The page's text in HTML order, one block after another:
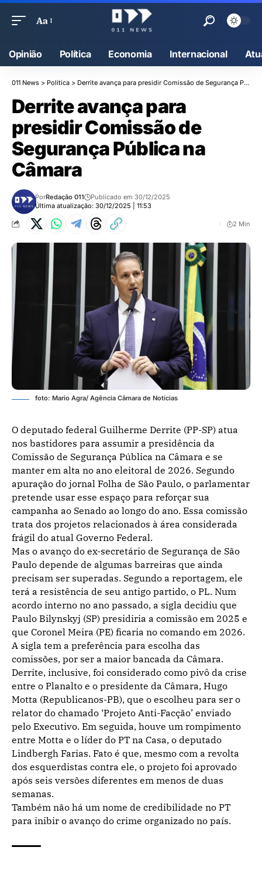
Aa
Opinião Política Economia Internacional
011 News > Política > Derrite avança para presidir Comissão de Segurança Pública na Câmara
Derrite avança para
presidir Comissão de
Segurança Pública na
Câmara
Última atualização: 30/12/2025 | 11:53
PorRedação 011 Publicado em 30/12/2025
2 Min
foto: Mario Agra/ Agência Câmara de Notícias
O deputado federal Guilherme Derrite (PP-SP) atua
nos bastidores para assumir a presidência da
Comissão de Segurança Pública na Câmara e se
manter em alta no ano eleitoral de 2026. Segundo
apuração do jornal Folha de São Paulo, o parlamentar
pretende usar esse espaço para reforçar sua
campanha ao Senado ao longo do ano. Essa comissão
trata dos projetos relacionados à área considerada
frágil do atual Governo Federal.
Mas o avanço do ex-secretário de Segurança de São
Paulo depende de algumas barreiras que ainda
precisam ser superadas. Segundo a reportagem, ele
terá a resistência de seu antigo partido, o PL. Num
acordo interno no ano passado, a sigla decidiu que
Paulo Bilynskyj (SP) presidiria a comissão em 2025 e
que Coronel Meira (PE) ficaria no comando em 2026.
A sigla tem a preferência para escolha das
comissões, por ser a maior bancada da Câmara.
Derrite, inclusive, foi considerado como pivô da crise
entre o Planalto e o presidente da Câmara, Hugo
Motta (Republicanos-PB), que o escolheu para ser o
relator do chamado ‘Projeto Anti-Facção’ enviado
pelo Executivo. Em seguida, houve um rompimento
entre Motta e o líder do PT na Casa, o deputado
Lindbergh Farias. Fato é que, mesmo com a revolta
dos esquerdistas contra ele, o projeto foi aprovado
após seis versões diferentes em menos de duas
semanas.
Também não há um nome de credibilidade no PT
para inibir o avanço do crime organizado no país.